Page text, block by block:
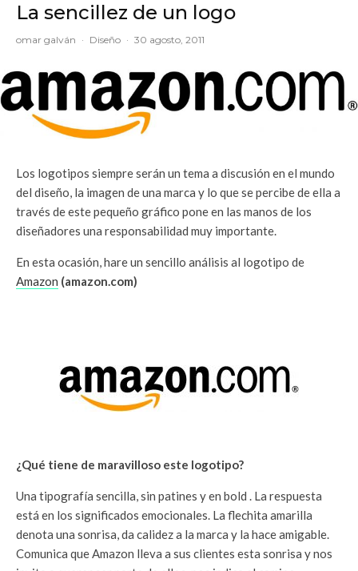
La sencillez de un logo
omar galván · Diseño · 30 agosto, 2011
Los logotipos siempre serán un tema a discusión en el mundo
del diseño, la imagen de una marca y lo que se percibe de ella a
través de este pequeño gráfico pone en las manos de los
diseñadores una responsabilidad muy importante.
En esta ocasión, hare un sencillo análisis al logotipo de
Amazon (amazon.com)
¿Qué tiene de maravilloso este logotipo?
Una tipografía sencilla, sin patines y en bold . La respuesta
está en los significados emocionales. La flechita amarilla
denota una sonrisa, da calidez a la marca y la hace amigable.
Comunica que Amazon lleva a sus clientes esta sonrisa y nos